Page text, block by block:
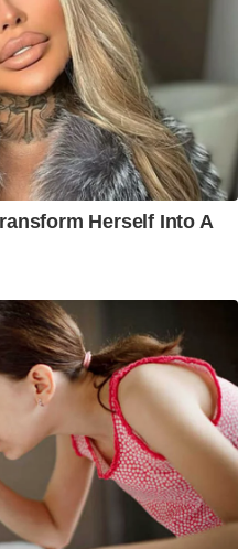
Herself Into A